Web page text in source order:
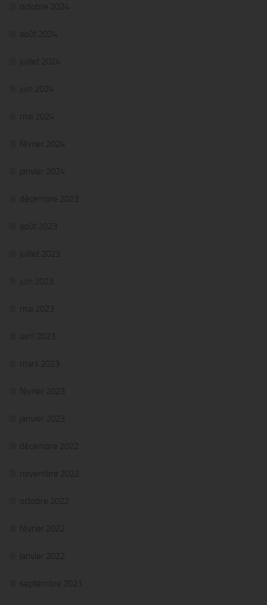
octobre 2024
août 2024
juillet 2024
juin 2024
mai 2024
février 2024
janvier 2024
décembre 2023
août 2023
juillet 2023
juin 2023
mai 2023
avril 2023
mars 2023
février 2023
janvier 2023
décembre 2022
novembre 2022
octobre 2022
février 2022
janvier 2022
septembre 2021